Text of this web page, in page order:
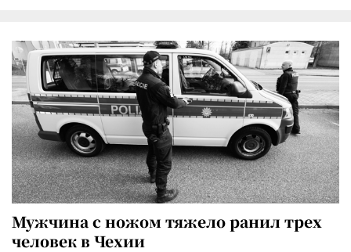
Мужчина с ножом тяжело ранил трех
человек в Чехии